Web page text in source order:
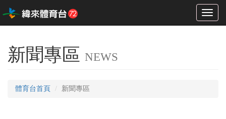
Toggle
新聞專區 NEWS
體育台首頁 新聞專區